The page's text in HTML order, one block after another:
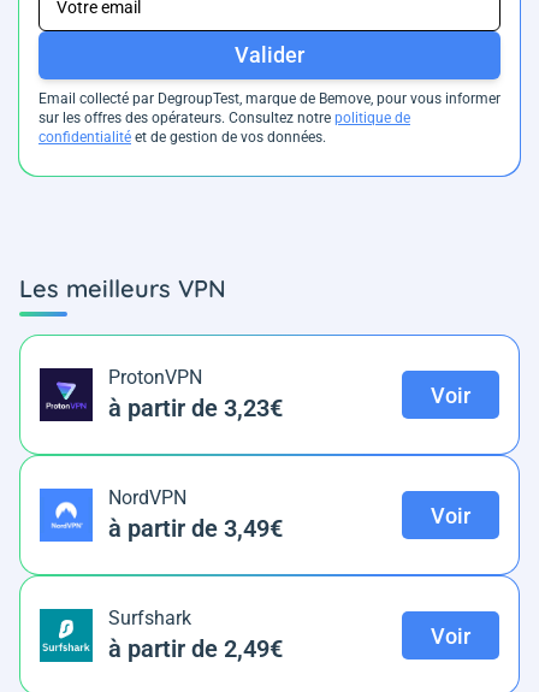
Valider
Email collecté par DegroupTest, marque de Bemove, pour vous informer
sur les offres des opérateurs. Consultez notre politique de
confidentialité et de gestion de vos données.
Les meilleurs VPN
ProtonVPN
à partir de 3,23€ Voir
NordVPN
à partir de 3,49€ Voir
Surfshark
à partir de 2,49€ Voir